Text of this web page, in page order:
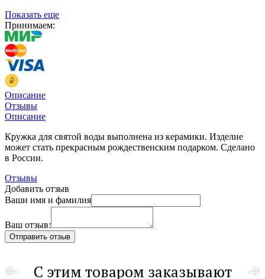
Показать еще
Принимаем:
Описание
Отзывы
Описание
Кружка для святой воды выполнена из керамики. Изделие
может стать прекрасным рождественским подарком. Сделано
в России.
Отзывы
Добавить отзыв
Ваши имя и фамилия
Ваш отзыв:
С этим товаром заказывают